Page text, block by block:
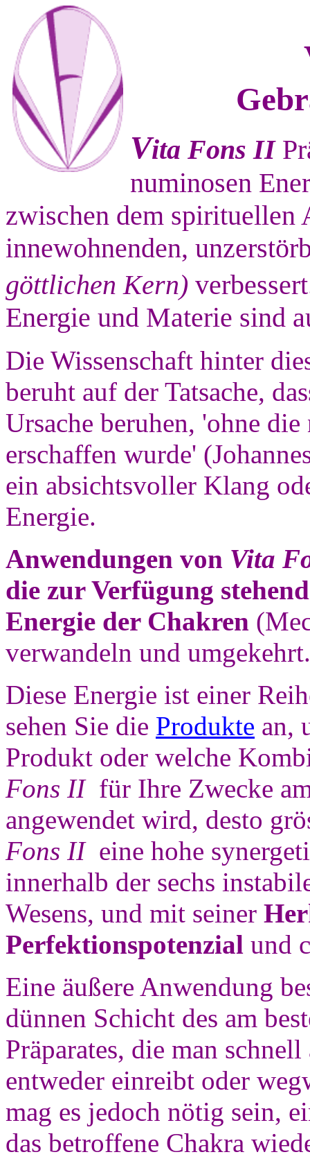
Vita Fons II
numinosen
zwischen dem spirituellen
innewohnenden,
göttlichen Kern)
Energie und Materie sind
Die Wissenschaft hinter
beruht auf der Tatsache,
Ursache beruhen, 'ohne
erschaffen wurde'
ein absichtsvoller Klang
Energie.
Anwendungen von Vita
die zur Verfügung
Energie der Chakren
verwandeln und
Diese Energie ist einer
sehen Sie die Produkte an,
Produkt oder welche
Fons II für Ihre Zwecke
angewendet wird, desto
Fons II eine hohe
innerhalb der sechs
Wesens, und mit seiner
Perfektionspotenzial und
Eine äußere Anwendung
dünnen Schicht des am
Präparates, die man
entweder einreibt oder
mag es jedoch nötig sein,
das betroffene Chakra